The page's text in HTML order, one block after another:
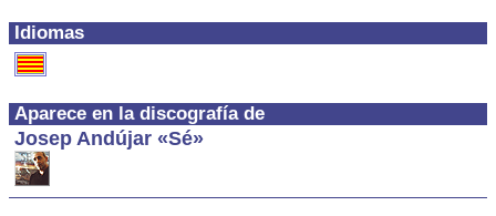
Idiomas
Aparece en la discografía de
Josep Andújar «Sé»